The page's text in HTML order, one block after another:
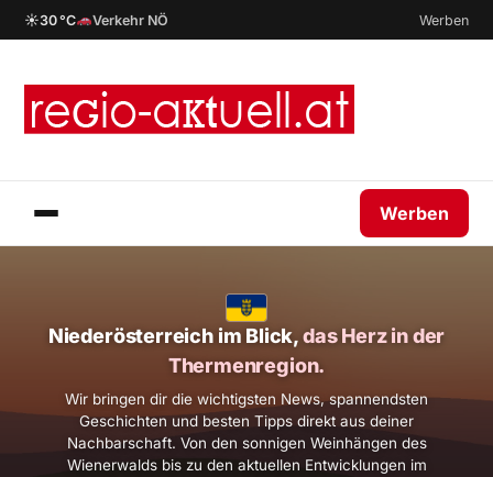
☀30 °C Verkehr NÖ Werben
Werben
Niederösterreich im Blick,das Herz in der
Thermenregion.
Wir bringen dir die wichtigsten News, spannendsten
Geschichten und besten Tipps direkt aus deiner
Nachbarschaft. Von den sonnigen Weinhängen des
Wienerwalds bis zu den aktuellen Entwicklungen im